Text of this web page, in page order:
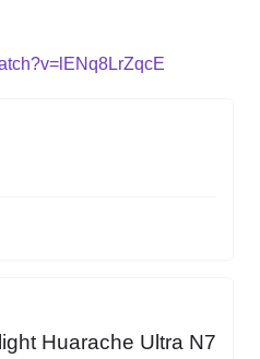
Huarache Ultra N7